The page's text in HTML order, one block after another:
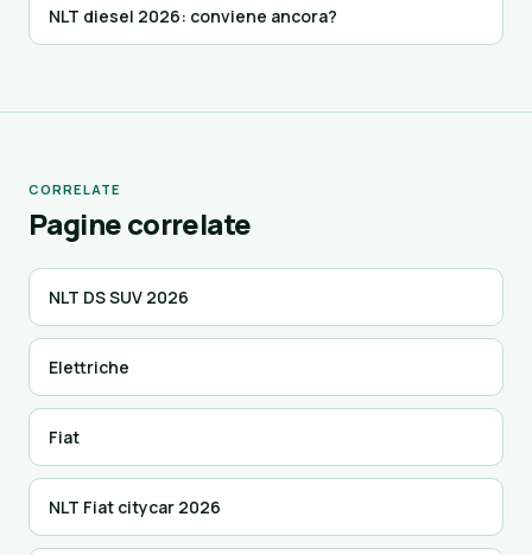
NLT diesel 2026: conviene ancora?
CORRELATE
Pagine correlate
NLT DS SUV 2026
Elettriche
Fiat
NLT Fiat citycar 2026